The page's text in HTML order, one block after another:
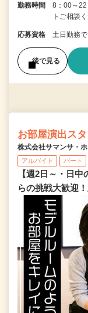
勤務時間
8：00～
トご相談
応募資格 土日勤務
後で見る
お部屋演出ス
株式会社サマンサ・
アルバイト パート
【週2日～・日
らの挑戦大歓迎